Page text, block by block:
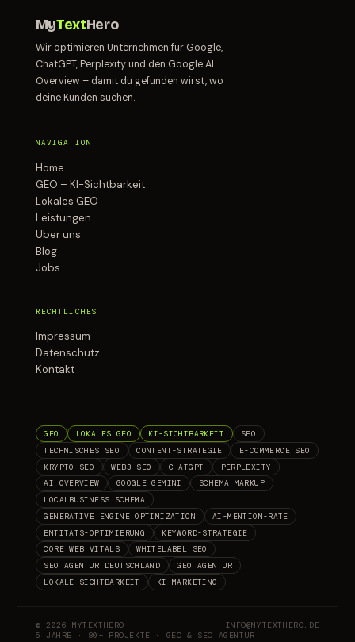
MyTextHero
Wir optimieren Unternehmen für Google,
ChatGPT, Perplexity und den Google AI
Overview – damit du gefunden wirst, wo
deine Kunden suchen.
NAVIGATION
Home
GEO – KI-Sichtbarkeit
Lokales GEO
Leistungen
Über uns
Blog
Jobs
RECHTLICHES
Impressum
Datenschutz
Kontakt
GEO LOKALES GEO KI-SICHTBARKEIT
SEO
TECHNISCHES SEO
CONTENT-STRATEGIE
E-COMMERCE SEO
KRYPTO SEO
WEB3 SEO CHATGPT
PERPLEXITY
AI OVERVIEW
GOOGLE GEMINI
SCHEMA MARKUP
LOCALBUSINESS SCHEMA
GENERATIVE ENGINE OPTIMIZATION
AI-MENTION-RATE
ENTITÄTS-OPTIMIERUNG
KEYWORD-STRATEGIE
CORE WEB VITALS
WHITELABEL SEO
SEO AGENTUR DEUTSCHLAND
GEO AGENTUR
LOKALE SICHTBARKEIT
KI-MARKETING
© 2026 MYTEXTHERO
INFO@MYTEXTHERO.DE
5 JAHRE · 80+ PROJEKTE · GEO & SEO AGENTUR